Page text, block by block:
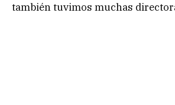
también tuvimos muchas